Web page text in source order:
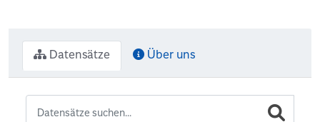
Datensätze Über uns